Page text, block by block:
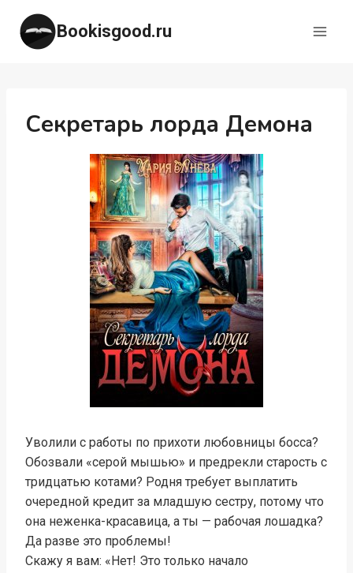
Перейти
содержимому
Bookisgood.ru
Секретарь лорда Демона
Уволили с работы по прихоти любовницы босса?
Обозвали «серой мышью» и предрекли старость с
тридцатью котами? Родня требует выплатить
очередной кредит за младшую сестру, потому что
она неженка-красавица, а ты — рабочая лошадка?
Да разве это проблемы!
Скажу я вам: «Нет! Это только начало